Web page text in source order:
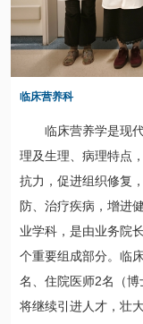
临床营养科
临床营养学是现
理及生理、病理特点
抗力，促进组织修复
防、治疗疾病，增进
业学科，是由业务院
个重要组成部分。 临
名、住院医师2名（
将继续引进人才，壮